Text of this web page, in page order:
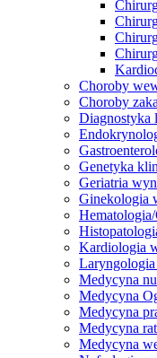
Choroby
Choroby
Diagnostyka
Genetyka
Geriatria
Ginekologia
Kardiologia
Medycyna
Medycyna
Medycyna
Medycyna
Medycyna